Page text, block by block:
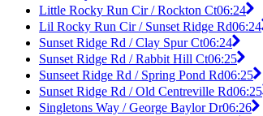
Little Rocky Run Cir / Rockton Ct06:24
Lil Rocky Run Cir / Sunset Ridge Rd06:24
Sunset Ridge Rd / Clay Spur Ct06:24
Sunset Ridge Rd / Rabbit Hill Ct06:25
Sunseet Ridge Rd / Spring Pond Rd06:25
Sunset Ridge Rd / Old Centreville Rd06:25
Singletons Way / George Baylor Dr06:26